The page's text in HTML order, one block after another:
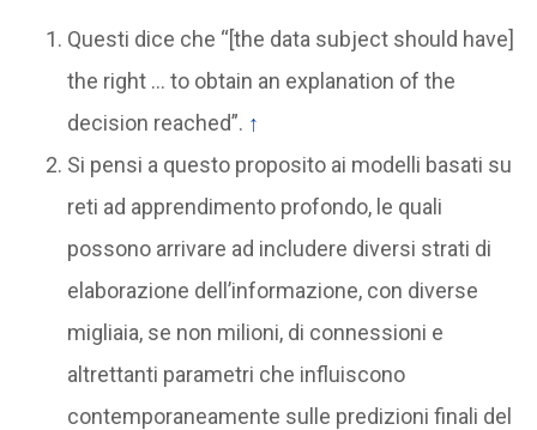
Questi dice che “[the data subject should have]
the right … to obtain an explanation of the
decision reached”. ↑
Si pensi a questo proposito ai modelli basati su
reti ad apprendimento profondo, le quali
possono arrivare ad includere diversi strati di
elaborazione dell’informazione, con diverse
migliaia, se non milioni, di connessioni e
altrettanti parametri che influiscono
contemporaneamente sulle predizioni finali del